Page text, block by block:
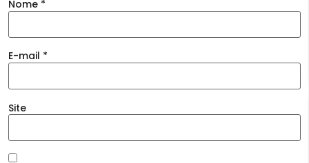
Nome *
E-mail *
Site